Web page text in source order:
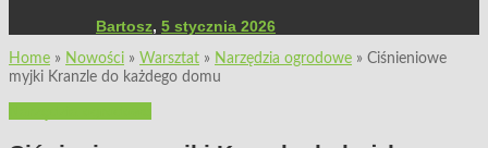
Bartosz, 5 stycznia 2026
Home » Nowości » Warsztat » Narzędzia ogrodowe » Ciśnieniowe
myjki Kranzle do każdego domu